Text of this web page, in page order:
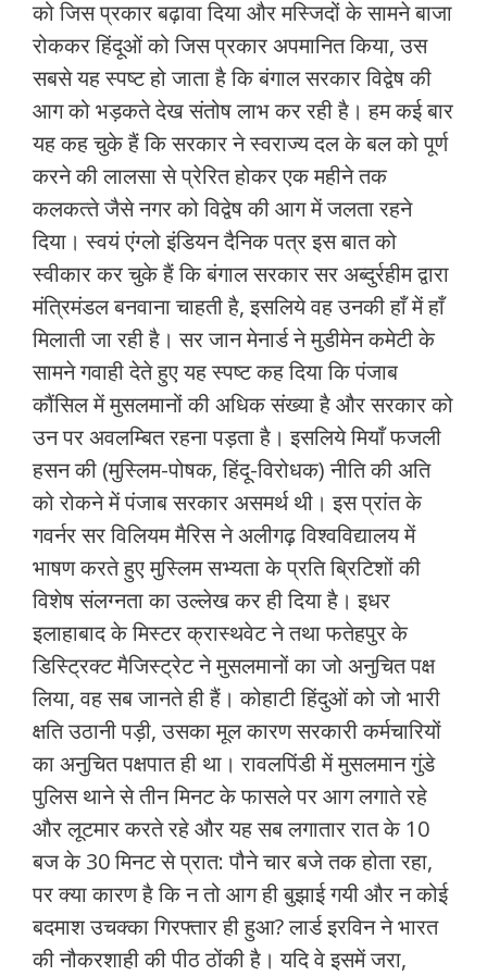
को जिस प्रकार बढ़ावा दिया और मस्जिदों के सामने बाजा
रोककर हिंदूओं को जिस प्रकार अपमानित किया, उस
सबसे यह स्‍पष्‍ट हो जाता है कि बंगाल सरकार विद्वेष की
आग को भड़कते देख संतोष लाभ कर रही है। हम कई बार
यह कह चुके हैं कि सरकार ने स्‍वराज्‍य दल के बल को पूर्ण
करने की लालसा से प्रेरित होकर एक महीने तक
कलकत्‍ते जैसे नगर को विद्वेष की आग में जलता रहने
दिया। स्‍वयं एंग्‍लो इंडियन दैनिक पत्र इस बात को
स्‍वीकार कर चुके हैं कि बंगाल सरकार सर अब्‍दुर्रहीम द्वारा
मंत्रिमंडल बनवाना चाहती है, इसलिये वह उनकी हाँ में हाँ
मिलाती जा रही है। सर जान मेनार्ड ने मुडीमेन कमेटी के
सामने गवाही देते हुए यह स्‍पष्‍ट कह दिया कि पंजाब
कौंसिल में मुसलमानों की अधिक संख्‍या है और सरकार को
उन पर अवलम्बित रहना पड़ता है। इसलिये मियाँ फजली
हसन की (मुस्लिम-पोषक, हिंदू-विरोधक) नीति की अति
को रोकने में पंजाब सरकार असमर्थ थी। इस प्रांत के
गवर्नर सर विलियम मैरिस ने अलीगढ़ विश्‍वविद्यालय में
भाषण करते हुए मुस्लिम सभ्‍यता के प्रति ब्रिटिशों की
विशेष संलग्‍नता का उल्‍लेख कर ही दिया है। इधर
इलाहाबाद के मिस्‍टर क्रास्‍थवेट ने तथा फतेहपुर के
डिस्ट्रिक्‍ट मैजिस्‍ट्रेट ने मुसलमानों का जो अनुचित पक्ष
लिया, वह सब जानते ही हैं। कोहाटी हिंदुओं को जो भारी
क्षति उठानी पड़ी, उसका मूल कारण सरकारी कर्मचारियों
का अनुचित पक्षपात ही था। रावलपिंडी में मुसलमान गुंडे
पुलिस थाने से तीन मिनट के फासले पर आग लगाते रहे
और लूटमार करते रहे और यह सब लगातार रात के 10
बज के 30 मिनट से प्रात: पौने चार बजे तक होता रहा,
पर क्‍या कारण है कि न तो आग ही बुझाई गयी और न कोई
बदमाश उचक्‍का गिरफ्तार ही हुआ? लार्ड इरविन ने भारत
की नौकरशाही की पीठ ठोंकी है। यदि वे इसमें जरा,